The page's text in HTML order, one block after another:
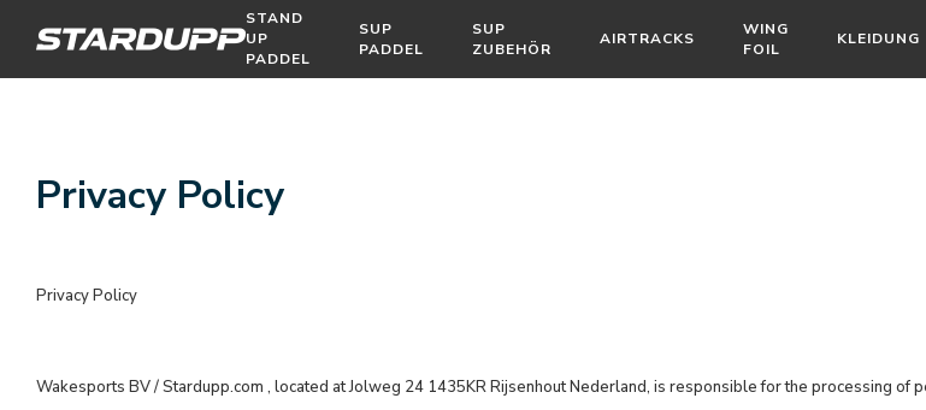
STAND
UP
PADDEL
SUP
PADDEL
SUP
ZUBEHÖR
AIRTRACKS
WING
FOIL
KLEIDUNG
Privacy Policy
Privacy Policy
Wakesports BV / Stardupp.com , located at Jolweg 24 1435KR Rijsenhout Nederland, is responsible for the processing of